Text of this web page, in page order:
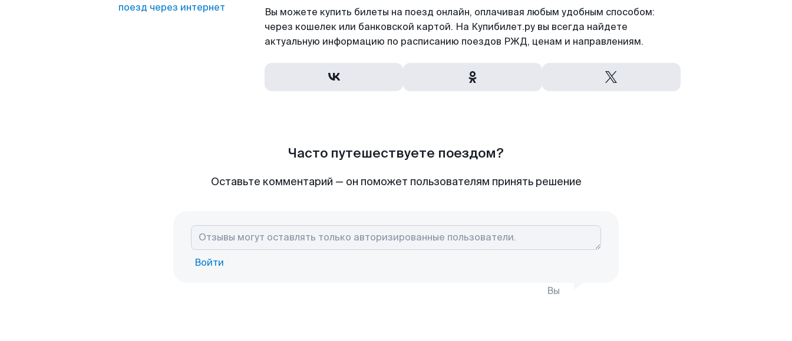
поезд через интернет
Вы можете купить билеты на поезд онлайн, оплачивая любым удобным способом:
через кошелек или банковской картой. На Купибилет.ру вы всегда найдете
актуальную информацию по расписанию поездов РЖД, ценам и направлениям.
Часто путешествуете поездом?
Оставьте комментарий — он поможет пользователям принять решение
Войти
Вы